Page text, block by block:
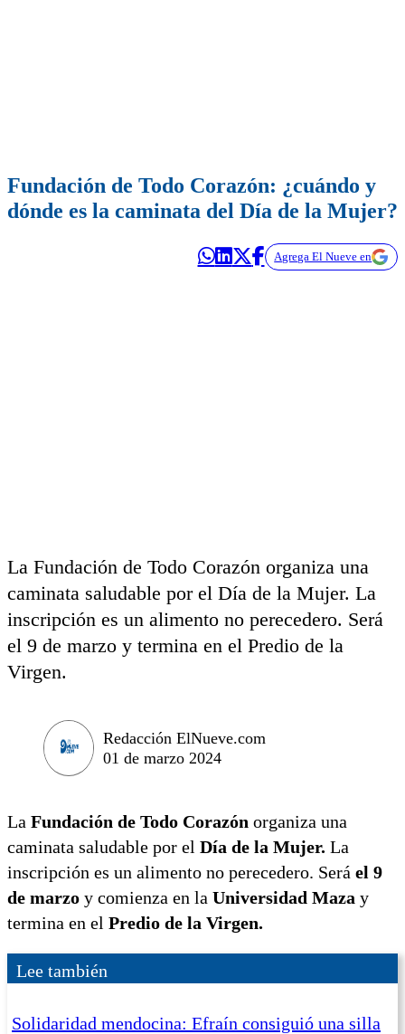
Fundación de Todo Corazón: ¿cuándo y
dónde es la caminata del Día de la Mujer?
Agrega El Nueve en
La Fundación de Todo Corazón organiza una
caminata saludable por el Día de la Mujer. La
inscripción es un alimento no perecedero. Será
el 9 de marzo y termina en el Predio de la
Virgen.
Redacción ElNueve.com
01 de marzo 2024
La Fundación de Todo Corazón organiza una
caminata saludable por el Día de la Mujer. La
inscripción es un alimento no perecedero. Será el 9
de marzo y comienza en la Universidad Maza y
termina en el Predio de la Virgen.
Lee también
Solidaridad mendocina: Efraín consiguió una silla